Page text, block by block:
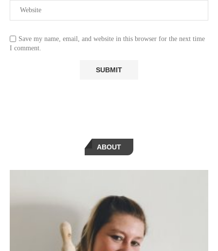
Save my name, email, and website in this browser for the next time
I comment.
ABOUT